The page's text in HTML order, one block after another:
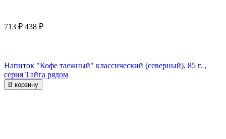
713 ₽ 438 ₽
Напиток "Кофе таежный" классический (северный), 85 г. ,
серия Тайга рядом
В корзину